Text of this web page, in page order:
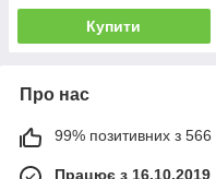
Купити
Про нас
99% позитивних з 566
Працює з 16.10.2019